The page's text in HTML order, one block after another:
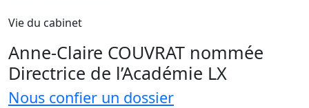
Vie du cabinet
Anne-Claire COUVRAT nommée
Directrice de l’Académie LX
Nous confier un dossier